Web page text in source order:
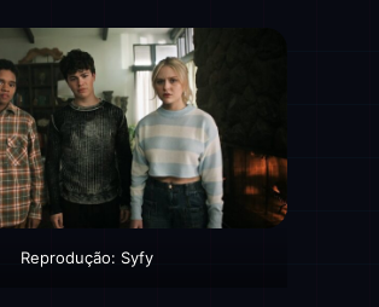
Reprodução: Syfy